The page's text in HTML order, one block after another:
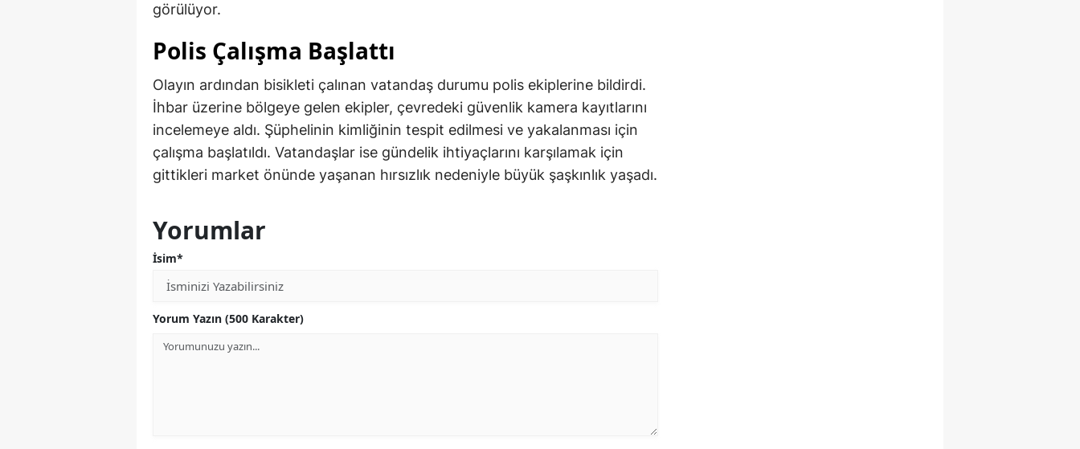
görülüyor.
Polis Çalışma Başlattı
Olayın ardından bisikleti çalınan vatandaş durumu polis ekiplerine bildirdi.
İhbar üzerine bölgeye gelen ekipler, çevredeki güvenlik kamera kayıtlarını
incelemeye aldı. Şüphelinin kimliğinin tespit edilmesi ve yakalanması için
çalışma başlatıldı. Vatandaşlar ise gündelik ihtiyaçlarını karşılamak için
gittikleri market önünde yaşanan hırsızlık nedeniyle büyük şaşkınlık yaşadı.
Yorumlar
İsim*
Yorum Yazın (500 Karakter)